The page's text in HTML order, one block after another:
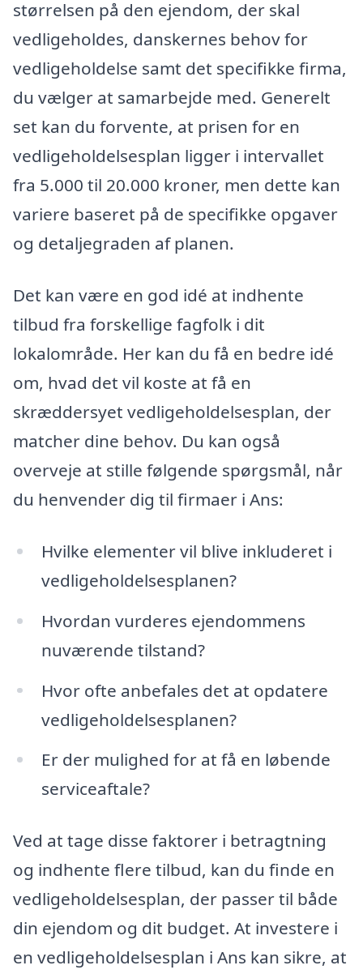
størrelsen på den ejendom, der skal
vedligeholdes, danskernes behov for
vedligeholdelse samt det specifikke firma,
du vælger at samarbejde med. Generelt
set kan du forvente, at prisen for en
vedligeholdelsesplan ligger i intervallet
fra 5.000 til 20.000 kroner, men dette kan
variere baseret på de specifikke opgaver
og detaljegraden af planen.
Det kan være en god idé at indhente
tilbud fra forskellige fagfolk i dit
lokalområde. Her kan du få en bedre idé
om, hvad det vil koste at få en
skræddersyet vedligeholdelsesplan, der
matcher dine behov. Du kan også
overveje at stille følgende spørgsmål, når
du henvender dig til firmaer i Ans:
Hvilke elementer vil blive inkluderet i
vedligeholdelsesplanen?
Hvordan vurderes ejendommens
nuværende tilstand?
Hvor ofte anbefales det at opdatere
vedligeholdelsesplanen?
Er der mulighed for at få en løbende
serviceaftale?
Ved at tage disse faktorer i betragtning
og indhente flere tilbud, kan du finde en
vedligeholdelsesplan, der passer til både
din ejendom og dit budget. At investere i
en vedligeholdelsesplan i Ans kan sikre, at